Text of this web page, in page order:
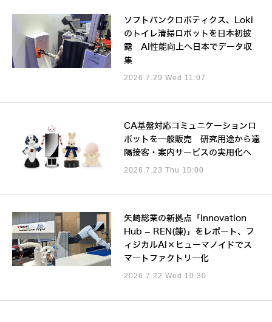
ソフトバンクロボティクス、Loki
のトイレ清掃ロボットを日本初披
露 AI性能向上へ日本でデータ収
集
2026.7.29 Wed 11:07
CA基盤対応コミュニケーションロ
ボットを一般販売 研究用途から遠
隔接客・案内サービスの実用化へ
2026.7.23 Thu 10:00
矢崎総業の新拠点「Innovation
Hub – REN(錬)」をレポート、フ
ィジカルAI×ヒューマノイドでス
マートファクトリー化
2026.7.22 Wed 10:30